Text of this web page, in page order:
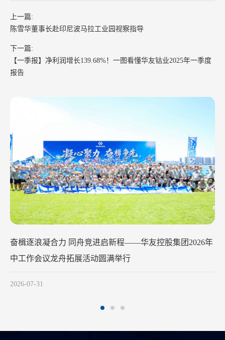
华友钴业2026年中工作会议在苏州召开
上一篇:
陈雪华董事长赴印尼波马拉工业园视察指导
下一篇:
【一季报】净利润增长139.68%！一图看懂华友钴业2025年一季度
报告